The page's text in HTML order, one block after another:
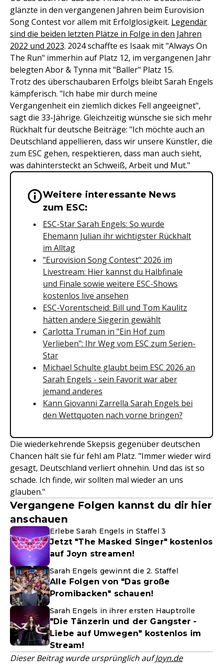
glänzte in den vergangenen Jahren beim Eurovision
Song Contest vor allem mit Erfolglosigkeit. Legendär
sind die beiden letzten Plätze in Folge in den Jahren
2022 und 2023. 2024 schaffte es Isaak mit "Always On
The Run" immerhin auf Platz 12, im vergangenen Jahr
belegten Abor & Tynna mit "Baller" Platz 15.
Trotz des überschaubaren Erfolgs bleibt Sarah Engels
kämpferisch. "Ich habe mir durch meine
Vergangenheit ein ziemlich dickes Fell angeeignet",
sagt die 33-Jährige. Gleichzeitig wünsche sie sich mehr
Rückhalt für deutsche Beiträge: "Ich möchte auch an
Deutschland appellieren, dass wir unsere Künstler, die
zum ESC gehen, respektieren, dass man auch sieht,
was dahintersteckt an Schweiß, Arbeit und Mut."
Wichtige Hinweise &
Weitere interessante News
zum ESC:
ESC-Star Sarah Engels: So wurde
Ehemann Julian ihr wichtigster Rückhalt
im Alltag
"Eurovision Song Contest" 2026 im
Livestream: Hier kannst du Halbfinale
und Finale sowie weitere ESC-Shows
kostenlos live ansehen
ESC-Vorentscheid: Bill und Tom Kaulitz
hätten andere Siegerin gewählt
Carlotta Truman in "Ein Hof zum
Verlieben": Ihr Weg vom ESC zum Serien-
Star
Michael Schulte glaubt beim ESC 2026 an
Sarah Engels - sein Favorit war aber
jemand anderes
Kann Giovanni Zarrella Sarah Engels bei
den Wettquoten nach vorne bringen?
Die wiederkehrende Skepsis gegenüber deutschen
Chancen hält sie für fehl am Platz. "Immer wieder wird
gesagt, Deutschland verliert ohnehin. Und das ist so
schade. Ich finde, wir sollten mal wieder an uns
glauben."
Vergangene Folgen kannst du dir hier
anschauen
Erlebe Sarah Engels in Staffel 3
Jetzt "The Masked Singer" kostenlos
auf Joyn streamen!
Sarah Engels gewinnt die 2. Staffel
Alle Folgen von "Das große
Promibacken" schauen!
Sarah Engels in ihrer ersten Hauptrolle
"Die Tänzerin und der Gangster -
Liebe auf Umwegen" kostenlos im
Stream!
Dieser Beitrag wurde ursprünglich aufJoyn.de